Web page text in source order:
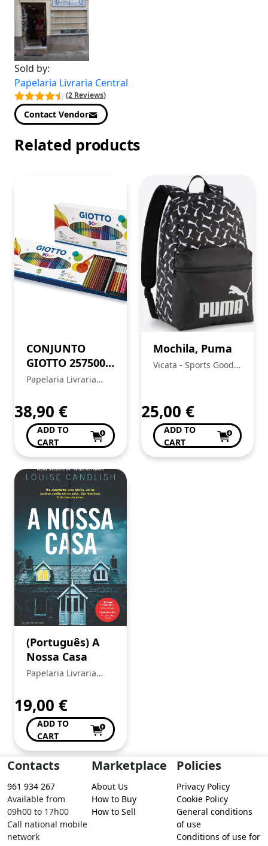
Sold by:
Papelaria Livraria Central
(2 Reviews)
Contact Vendor
Related products
CONJUNTO
GIOTTO 257500
CX C/90 INTENSE
Papelaria Livraria
38,90 €
ADD TO
CART
Mochila, Puma
Vicata - Sports Goods
25,00 €
ADD TO
CART
(Português) A
Nossa Casa
Papelaria Livraria
19,00 €
ADD TO
CART
Contacts
961 934 267
Available from
09h00 to 17h00
Call national mobile
network
Marketplace
About Us
How to Buy
How to Sell
Policies
Privacy Policy
Cookie Policy
General conditions
of use
Conditions of use for